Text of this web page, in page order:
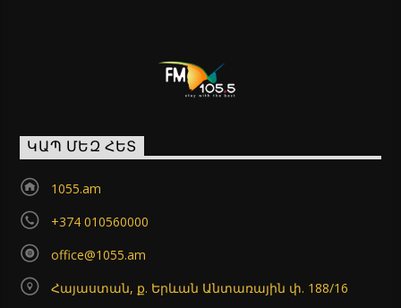
ԿԱՊ ՄԵԶ ՀԵՏ
1055.am
+374 010560000
office@1055.am
Հայաստան, ք. Երևան Անտառային փ. 188/16